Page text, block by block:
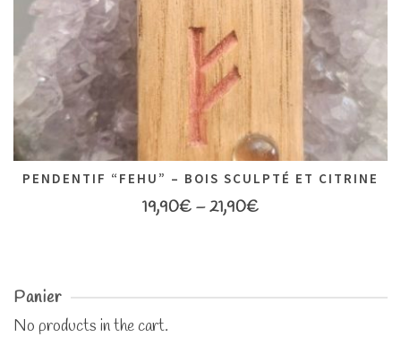
PENDENTIF “FEHU” – BOIS SCULPTÉ ET CITRINE
19,90€ –21,90€
Panier
No products in the cart.